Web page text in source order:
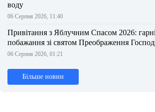
воду
06 Серпня 2026, 11:40
Привітання з Яблучним Спасом 2026: гарні
побажання зі святом Преображення
06 Серпня 2026, 01:21
Більше новин